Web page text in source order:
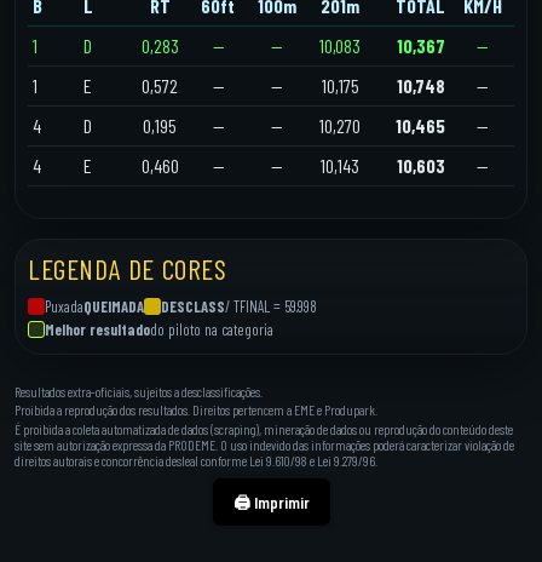
B L RT 60ft 100m 201m TOTAL
KM/H
1
D 0,283 — — 10,083 10,367
—
1
E 0,572 — — 10,175 10,748
—
4
D 0,195 — — 10,270 10,465
—
4
E 0,460 — — 10,143 10,603 —
LEGENDA DE CORES
PuxadaQUEIMADA DESCLASS/ TFINAL = 59.998
Melhor resultadodo piloto na categoria
Resultados extra-oficiais, sujeitos a desclassificações.
Proibida a reprodução dos resultados. Direitos pertencem a EME e Produpark.
É proibida a coleta automatizada de dados (scraping), mineração de dados ou reprodução do conteúdo deste
site sem autorização expressa da PRODEME. O uso indevido das informações poderá caracterizar violação de
direitos autorais e concorrência desleal conforme Lei 9.610/98 e Lei 9.279/96.
🖨️ Imprimir